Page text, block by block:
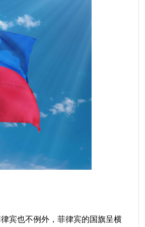
宾也不例外，菲律宾的国旗呈横